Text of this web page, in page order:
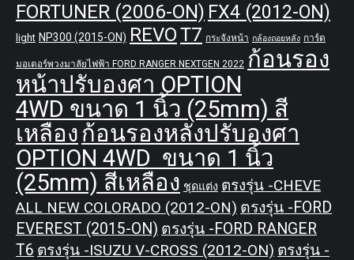
FORTUNER (2006-ON) FX4 (2012-ON)
light NP300 (2015-ON) REVOT7 กระจังหน้า กล้องถอยหลัง การ์ด
มอเตอร์พวงมาลัยไฟฟ้า FORD RANGER NEXTGEN 2022 ก้อนรอง
หน้าปรับองศา OPTION
4WD ขนาด 1 นิ้ว (25mm) สี
เหลือง ก้อนรองหลังปรับองศา
OPTION 4WD ขนาด 1 นิ้ว
(25mm) สีเหลือง ชุดแต่ง ตรงรุ่น -CHEVE
ALL NEW COLORADO (2012-ON) ตรงรุ่น -FORD
EVEREST (2015-ON) ตรงรุ่น -FORD RANGER
T6 ตรงรุ่น -ISUZU V-CROSS (2012-ON) ตรงรุ่น -